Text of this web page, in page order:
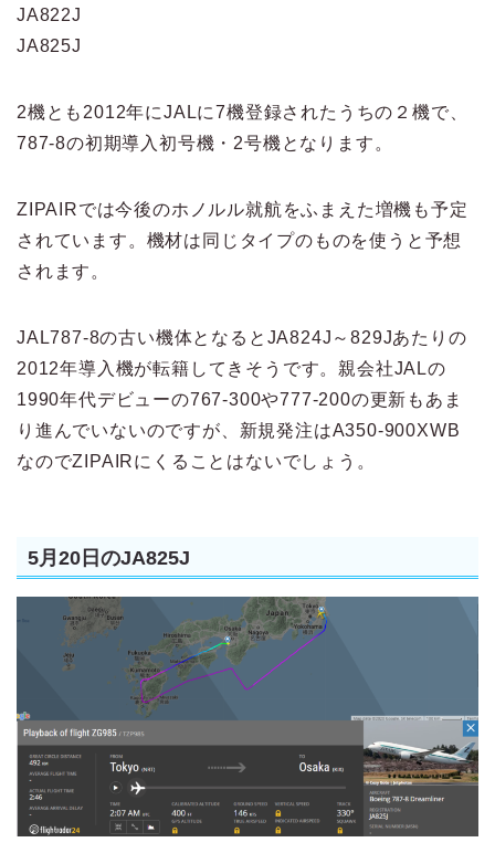
JA822J
JA825J
2機とも2012年にJALに7機登録されたうちの２機で、
787-8の初期導入初号機・2号機となります。
ZIPAIRでは今後のホノルル就航をふまえた増機も予定
されています。機材は同じタイプのものを使うと予想
されます。
JAL787-8の古い機体となるとJA824J～829Jあたりの
2012年導入機が転籍してきそうです。親会社JALの
1990年代デビューの767-300や777-200の更新もあま
り進んでいないのですが、新規発注はA350-900XWB
なのでZIPAIRにくることはないでしょう。
5月20日のJA825J